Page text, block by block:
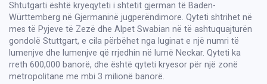
Shtutgarti është kryeqyteti i shtetit gjerman të Baden-
Württemberg në Gjermaninë jugperëndimore. Qyteti shtrihet në
mes të Pyjeve të Zezë dhe Alpet Swabian në të ashtuquajturën
gondolë Stuttgart, e cila përbëhet nga luginat e një numri të
lumenjve dhe lumenjve që rrjedhin në lumë Neckar. Qyteti ka
rreth 600,000 banorë, dhe është qyteti kryesor për një zonë
metropolitane me mbi 3 milionë banorë.